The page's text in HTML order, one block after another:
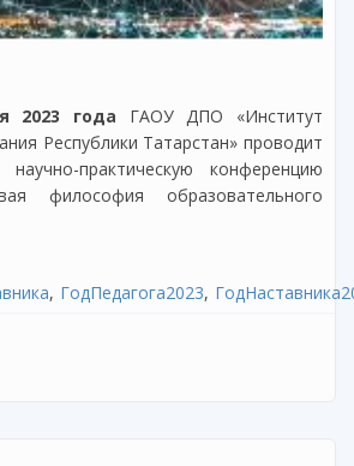
2023 года ГАОУ ДПО «Институт
Республики Татарстан» проводит
практическую конференцию
философия образовательного
ГодПедагога2023